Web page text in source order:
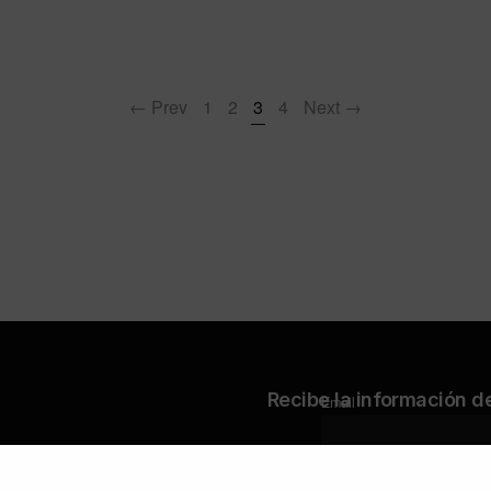
← Prev 1 2 3 4 Next →
Recibe la información
Email